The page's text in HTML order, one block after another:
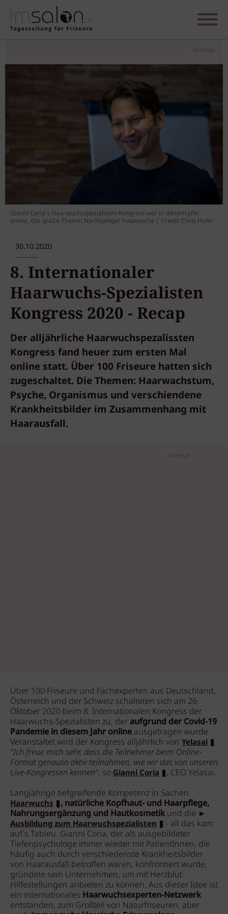
Anzeige
Gianni Coria´s Haarwuchsspezialisten Kongress war in diesem Jahr
online, das große Thema: Nachhaltiger Haarwuchs | Credit: Chris Hofer
30.10.2020
8. Internationaler
Haarwuchs-Spezialisten
Kongress 2020 - Recap
Der alljährliche Haarwuchspezalissten
Kongress fand heuer zum ersten Mal
online statt. Über 100 Friseure hatten sich
zugeschaltet. Die Themen: Haarwachstum,
Psyche, Organismus und verschiendene
Krankheitsbilder im Zusammenhang mit
Haarausfall.
Anzeige
Über 100 Friseure und Fachexperten aus Deutschland,
Österreich und der Schweiz schalteten sich am 26.
Oktober 2020 beim 8. Internationalen Kongress der
Haarwuchs-Spezialisten zu, der aufgrund der Covid-19
Pandemie in diesem Jahr online ausgetragen wurde.
Veranstaltet wird der Kongress alljährlich von Yelasai
.
"Ich freue mich sehr, dass die Teilnehmer beim Online-
Format genauso aktiv teilnahmen, wie wir das von unseren
Live-Kongressen kennen", soGianni Coria
, CEO Yelasai.
Langjährige tiefgreifende Kompetenz in Sachen
Haarwuchs , natürliche Kopfhaut- und Haarpflege,
Nahrungsergänzung und Hautkosmetikund die ►
Ausbildung zum Haarwuchspezialisten
- all das kam
auf´s Tableu. Gianni Coria, der als ausgebildeter
Tiefenpsychologe immer wieder mit PatientInnen, die
häufig auch durch verschiedenste Krankheitsbilder
von Haarausfall betroffen waren, konfrontiert wurde,
gründete sein Unternehmen, um mit Herzblut
Hilfestellungen anbieten zu können. Aus dieser Idee ist
ein internationales Haarwuchsexperten-Netzwerk
entstanden, zum Großteil von Naturfriseuren, aber